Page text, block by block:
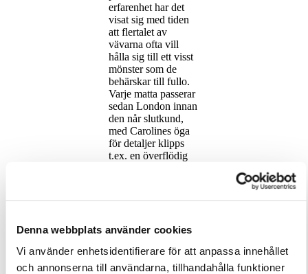
Denna webbplats använder cookies
Vi använder enhetsidentifierare för att anpassa innehållet
och annonserna till användarna, tillhandahålla funktioner
erfarenhet har det
visat sig med tiden
att flertalet av
vävarna ofta vill
hålla sig till ett visst
mönster som de
behärskar till fullo.
Varje matta passerar
sedan London innan
den når slutkund,
med Carolines öga
för detaljer klipps
t.ex. en överflödig
ett gammaldags
en udda person, eller
lite av en outsider –